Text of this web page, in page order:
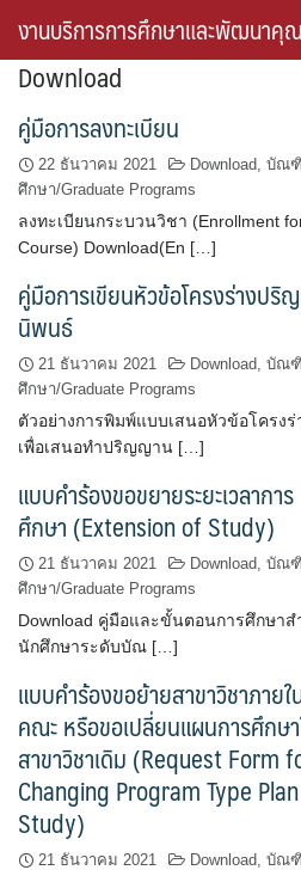
content
งานบริการการศึกษาและพัฒนา
Download
คู่มือการลงทะเบียน
22 ธันวาคม 2021 Download, บัณ
ศึกษา/Graduate Programs
ลงทะเบียนกระบวนวิชา (Enrollment
Course) Download(En […]
คู่มือการเขียนหัวข้อโครงร่างปริ
นิพนธ์
21 ธันวาคม 2021 Download, บัณ
ศึกษา/Graduate Programs
ตัวอย่างการพิมพ์แบบเสนอหัวข้อโครงร่
เพื่อเสนอทำปริญญาน […]
แบบคำร้องขอขยายระยะเวลาการ
ศึกษา (Extension of Study)
21 ธันวาคม 2021 Download, บัณ
ศึกษา/Graduate Programs
Download คู่มือและขั้นตอนการศึกษาส
นักศึกษาระดับบัณ […]
แบบคำร้องขอย้ายสาขาวิชาภายใ
คณะ หรือขอเปลี่ยนแผนการศึกษ
สาขาวิชาเดิม (Request Form
Changing Program Type
Study)
21 ธันวาคม 2021 Download, บัณฑิ